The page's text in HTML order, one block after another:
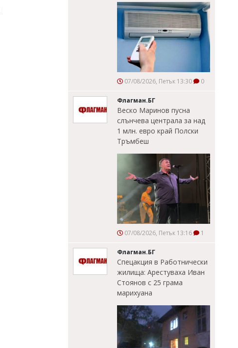
07/08/2026, Петък 13:30 0
Флагман.БГ
Веско Маринов пусна
слънчева централа за над
1 млн. евро край Полски
Тръмбеш
07/08/2026, Петък 13:16 1
Флагман.БГ
Спецакция в Работнически
жилища: Арестуваха Иван
Стоянов с 25 грама
марихуана